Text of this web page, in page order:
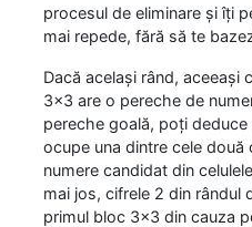
procesul de eliminare și îți
mai repede, fără să te
Dacă același rând, aceeași
3x3 are o pereche de
pereche goală, poți
ocupe una dintre cele două
numere candidat din
mai jos, cifrele 2 din rândul
primul bloc 3x3 din cauza